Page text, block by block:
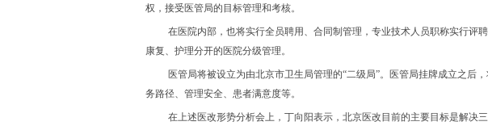
权，接受医管局的目标管理和考核。
在医院内部，也将实行全员聘用、合同制管理，专业技术人员职称实行评
康复、护理分开的医院分级管理。
医管局将被设立为由北京市卫生局管理的“二级局”。医管局挂牌成立之后
务路径、管理安全、患者满意度等。
在上述医改形势分析会上，丁向阳表示，北京医改目前的主要目标是解决